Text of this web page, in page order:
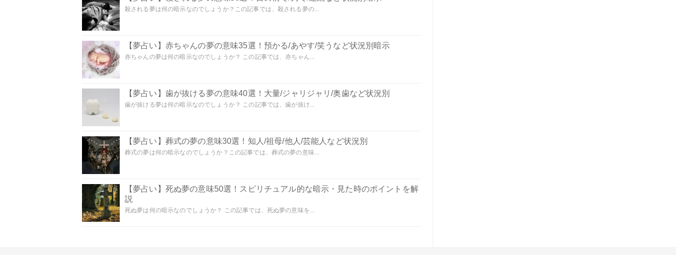
殺される夢は何の暗示なのでしょうか？この記事では、殺される夢の...
【夢占い】赤ちゃんの夢の意味35選！預かる/あやす/笑うなど状況別暗示
赤ちゃんの夢は何の暗示なのでしょうか？ この記事では、赤ちゃん...
【夢占い】歯が抜ける夢の意味40選！大量/ジャリジャリ/奥歯など状況別
歯が抜ける夢は何の暗示なのでしょうか？ この記事では、歯が抜け...
【夢占い】葬式の夢の意味30選！知人/祖母/他人/芸能人など状況別
葬式の夢は何の暗示なのでしょうか？この記事では、葬式の夢の意味...
【夢占い】死ぬ夢の意味50選！スピリチュアル的な暗示・見た時のポイントを解
説
死ぬ夢は何の暗示なのでしょうか？ この記事では、死ぬ夢の意味を...